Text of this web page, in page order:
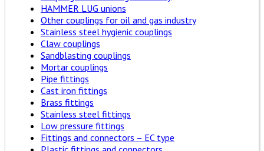
HAMMER LUG unions
Other couplings for oil and gas industry
Stainless steel hygienic couplings
Claw couplings
Sandblasting couplings
Mortar couplings
Pipe fittings
Cast iron fittings
Brass fittings
Stainless steel fittings
Low pressure fittings
Fittings and connectors – EC type